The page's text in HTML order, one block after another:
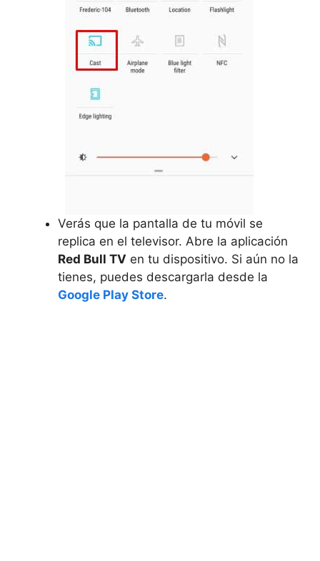
Verás que la pantalla de tu móvil se
replica en el televisor. Abre la aplicación
Red Bull TV en tu dispositivo. Si aún no la
tienes, puedes descargarla desde la
Google Play Store.